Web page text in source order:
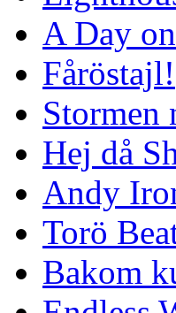
A Day
Fåröstajl!
Stormen
Hej då
Andy
Torö
Bakom